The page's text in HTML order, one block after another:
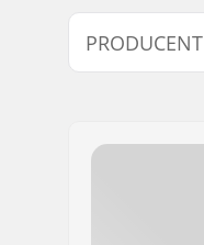
PRODUCENT